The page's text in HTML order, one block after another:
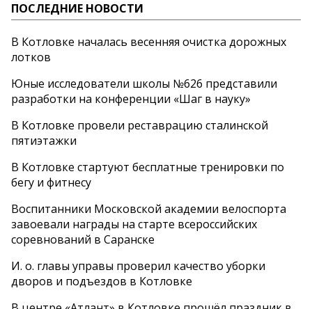
ПОСЛЕДНИЕ НОВОСТИ
В Котловке началась весенняя очистка дорожных
лотков
Юные исследователи школы №626 представили
разработки на конференции «Шаг в науку»
В Котловке провели реставрацию сталинской
пятиэтажки
В Котловке стартуют бесплатные тренировки по
бегу и фитнесу
Воспитанники Московской академии велоспорта
завоевали награды на старте всероссийских
соревнований в Саранске
И. о. главы управы проверил качество уборки
дворов и подъездов в Котловке